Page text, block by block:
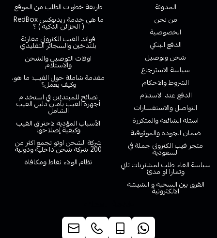
المدونة
من نحن
الخصوصية
الدفع البنكي
شحن وتوصيل
سياسة الاسترجاع
الشروط والاحكام
الدفع عند الاستلام
التواصل والاستفسارات
اسئلة الشائعة والمتكررة
ضمان الجودة والموثوقية
متجر فيب الكتروني جملة في
السعودية
سياسة الغاء طلب لمشتريات تابي
وتمارا او مدئ
الفرق بين السحبة و الشيشة
الالكترونية
طريقة خطوات الطلب من الموقع
ما هي خدمة ريدبوكس RedBox
( الخزائن الذكية ) ؟
فوائد الفيب الكتروني مقارنة
بلتدخين والسجائر التقليدي
اوقات التوصيل والشحن
والاستلام
مقدمة شاملة حول الفيب: ما هو،
وكيف يعمل؟
نصائح للمبتدئين في استخدام
أجهزة الفيب بأمان دليل الفيب
الشامل
الأسباب المؤدية لاحتراق الفيب
وكيفية إصلاحها
شركة الشحن اوتو تجمع اكثر من
200 شركة شحن داخلية ودولية
نظام الولاء نقاط ومكافاة